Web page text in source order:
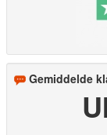
Gemiddelde